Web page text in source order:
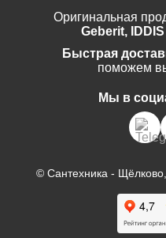
Оригинальная
Geberit, IDDIS
Быстрая
поможем
Мы в
© Сантехника -